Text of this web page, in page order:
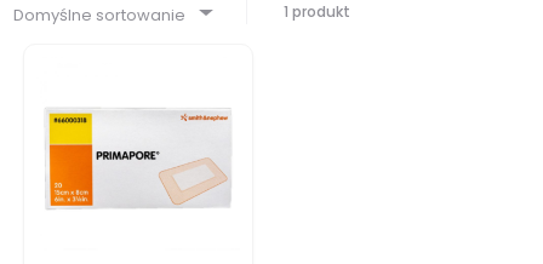
Domyślne sortowanie 1 produkt